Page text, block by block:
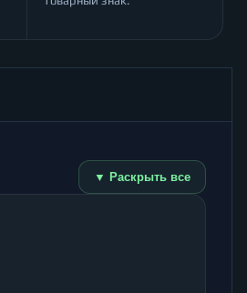
▼ Раскрыть все